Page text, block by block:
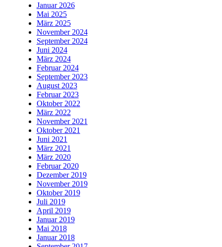
Januar 2026
Mai 2025
März 2025
November 2024
September 2024
Juni 2024
März 2024
Februar 2024
September 2023
August 2023
Februar 2023
Oktober 2022
März 2022
November 2021
Oktober 2021
Juni 2021
März 2021
März 2020
Februar 2020
Dezember 2019
November 2019
Oktober 2019
Juli 2019
April 2019
Januar 2019
Mai 2018
Januar 2018